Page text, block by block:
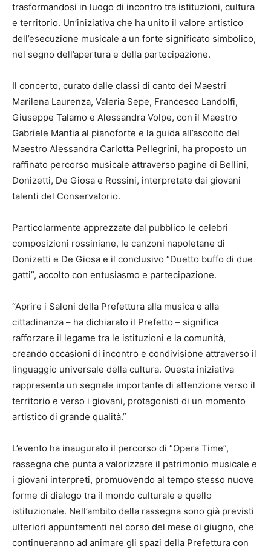
trasformandosi in luogo di incontro tra istituzioni, cultura
e territorio. Un’iniziativa che ha unito il valore artistico
dell’esecuzione musicale a un forte significato simbolico,
nel segno dell’apertura e della partecipazione.
Il concerto, curato dalle classi di canto dei Maestri
Marilena Laurenza, Valeria Sepe, Francesco Landolfi,
Giuseppe Talamo e Alessandra Volpe, con il Maestro
Gabriele Mantia al pianoforte e la guida all’ascolto del
Maestro Alessandra Carlotta Pellegrini, ha proposto un
raffinato percorso musicale attraverso pagine di Bellini,
Donizetti, De Giosa e Rossini, interpretate dai giovani
talenti del Conservatorio.
Particolarmente apprezzate dal pubblico le celebri
composizioni rossiniane, le canzoni napoletane di
Donizetti e De Giosa e il conclusivo “Duetto buffo di due
gatti”, accolto con entusiasmo e partecipazione.
“Aprire i Saloni della Prefettura alla musica e alla
cittadinanza – ha dichiarato il Prefetto – significa
rafforzare il legame tra le istituzioni e la comunità,
creando occasioni di incontro e condivisione attraverso il
linguaggio universale della cultura. Questa iniziativa
rappresenta un segnale importante di attenzione verso il
territorio e verso i giovani, protagonisti di un momento
artistico di grande qualità.”
L’evento ha inaugurato il percorso di “Opera Time”,
rassegna che punta a valorizzare il patrimonio musicale e
i giovani interpreti, promuovendo al tempo stesso nuove
forme di dialogo tra il mondo culturale e quello
istituzionale. Nell’ambito della rassegna sono già previsti
ulteriori appuntamenti nel corso del mese di giugno, che
continueranno ad animare gli spazi della Prefettura con